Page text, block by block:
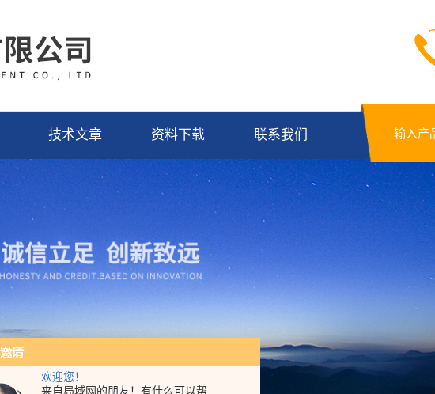
欢迎您！
来自局域网的朋友！有什么可以帮
技术文章 资料下载 联系我们